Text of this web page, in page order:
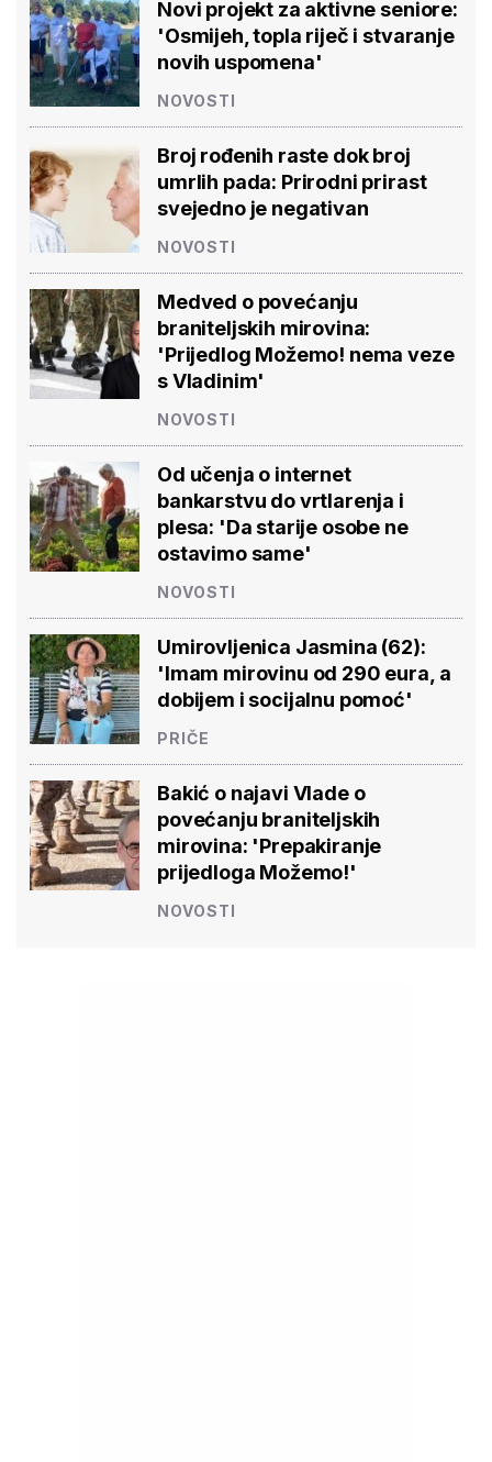
Novi projekt za aktivne seniore:
'Osmijeh, topla riječ i stvaranje
novih uspomena'
NOVOSTI
Broj rođenih raste dok broj
umrlih pada: Prirodni prirast
svejedno je negativan
NOVOSTI
Medved o povećanju
braniteljskih mirovina:
'Prijedlog Možemo! nema veze
s Vladinim'
NOVOSTI
Od učenja o internet
bankarstvu do vrtlarenja i
plesa: 'Da starije osobe ne
ostavimo same'
NOVOSTI
Umirovljenica Jasmina (62):
'Imam mirovinu od 290 eura, a
dobijem i socijalnu pomoć'
PRIČE
Bakić o najavi Vlade o
povećanju braniteljskih
mirovina: 'Prepakiranje
prijedloga Možemo!'
NOVOSTI